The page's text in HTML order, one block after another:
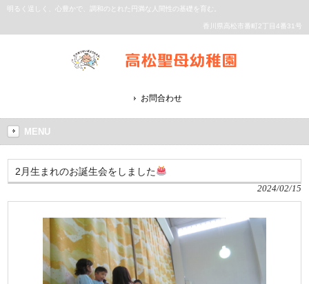
明るく逞しく、心豊かで、調和のとれた円満な人間性の基礎を育む。
香川県高松市番町2丁目4番31号
お問合わせ
MENU
2月生まれのお誕生会をしました
2024/02/15